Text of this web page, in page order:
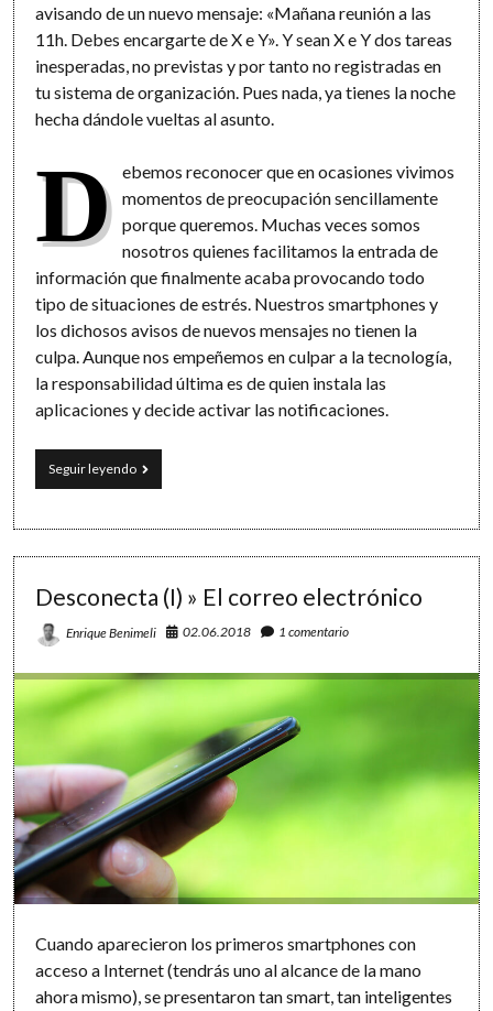
avisando de un nuevo mensaje: «Mañana reunión a las
11h. Debes encargarte de X e Y». Y sean X e Y dos tareas
inesperadas, no previstas y por tanto no registradas en
tu sistema de organización. Pues nada, ya tienes la noche
hecha dándole vueltas al asunto.
D ebemos reconocer que en ocasiones vivimos
momentos de preocupación sencillamente
porque queremos. Muchas veces somos
nosotros quienes facilitamos la entrada de
información que finalmente acaba provocando todo
tipo de situaciones de estrés. Nuestros smartphones y
los dichosos avisos de nuevos mensajes no tienen la
culpa. Aunque nos empeñemos en culpar a la tecnología,
la responsabilidad última es de quien instala las
aplicaciones y decide activar las notificaciones.
Seguir leyendoDesconecta
(III):
siempre
Desconecta (I) » El correo electrónico
Enrique Benimeli 02.06.2018 1 comentario
Cuando aparecieron los primeros smartphones con
acceso a Internet (tendrás uno al alcance de la mano
ahora mismo), se presentaron tan smart, tan inteligentes